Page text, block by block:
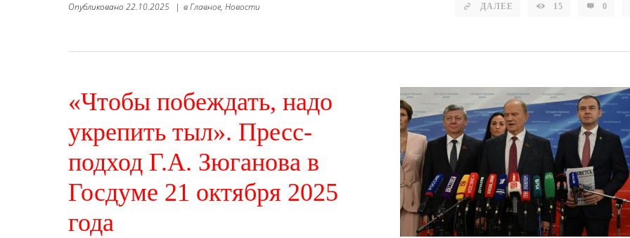
ДАЛЕЕ 15 0
Опубликовано 22.10.2025 | вГлавное, Новости
«Чтобы побеждать, надо
укрепить тыл». Пресс-
подход Г.А. Зюганова в
Госдуме 21 октября 2025
года